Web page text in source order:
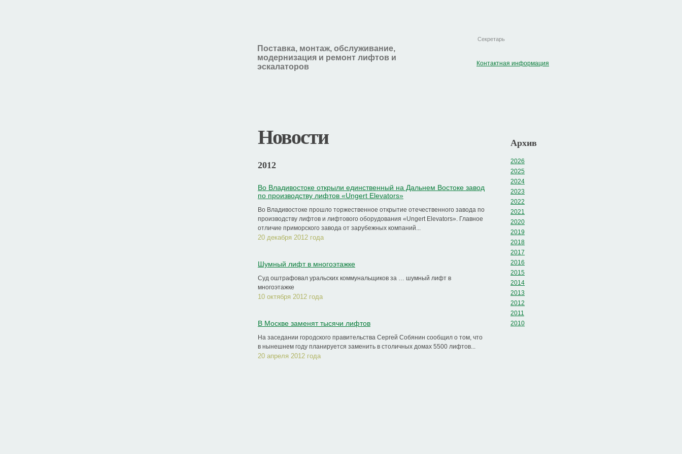
Поставка, монтаж, обслуживание,
модернизация и ремонт лифтов и
эскалаторов
Секретарь
Контактная информация
Новости
2012
Во Владивостоке открыли единственный на Дальнем Востоке завод
по производству лифтов «Ungert Elevators»
Во Владивостоке прошло торжественное открытие отечественного завода по
производству лифтов и лифтового оборудования «Ungert Elevators». Главное
отличие приморского завода от зарубежных компаний...
20 декабря 2012 года
Шумный лифт в многоэтажке
Суд оштрафовал уральских коммунальщиков за … шумный лифт в
многоэтажке
10 октября 2012 года
В Москве заменят тысячи лифтов
На заседании городского правительства Сергей Собянин сообщил о том, что
в нынешнем году планируется заменить в столичных домах 5500 лифтов...
20 апреля 2012 года
Архив
2026
2025
2024
2023
2022
2021
2020
2019
2018
2017
2016
2015
2014
2013
2012
2011
2010